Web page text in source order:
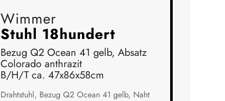
Wimmer
Stuhl 18hundert
Bezug Q2 Ocean 41 gelb, Absatz
Colorado anthrazit
B/H/T ca. 47x86x58cm
Drahtstuhl, Bezug Q2 Ocean 41 gelb, Naht